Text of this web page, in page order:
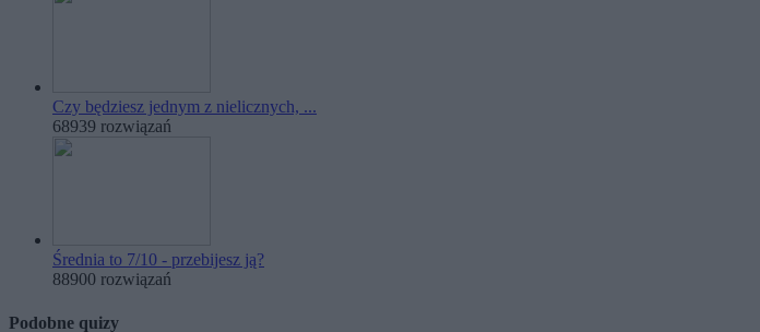
Czy będziesz jednym z nielicznych, ...
68939 rozwiązań
Średnia to 7/10 - przebijesz ją?
88900 rozwiązań
Podobne quizy